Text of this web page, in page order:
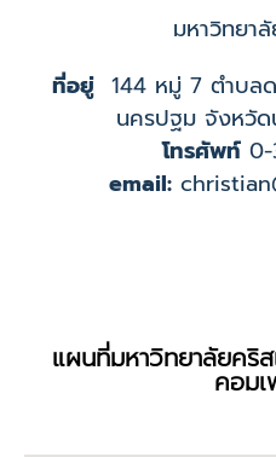
มหาวิทยา
ที่อยู่144 หมู่ 7 ตำบลด
นครปฐม จังหวั
โทรศัพท์0-
email:
แผนที่มหาวิทยาลัยคริ
คอม